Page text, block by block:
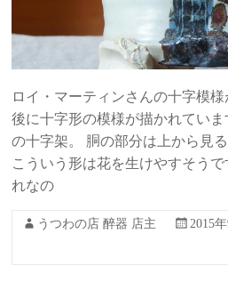
ロイ・マーティンさんの十字模
後に十字形の模様が描かれてい
の十字架。 胴の部分は上から見
こういう形は花を生けやすそう
れなの
うつわの店 醉器 店主 2015